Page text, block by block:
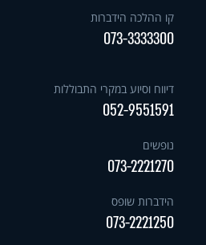
קו ההלכה הידברות
073-3333300
דיווח וסיוע במקרי התבוללות
052-9551591
נופשים
073-2221270
הידברות שופס
073-2221250